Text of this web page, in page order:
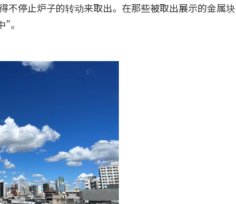
不停止炉子的转动来取出。在那些被取出展示的金属块
。